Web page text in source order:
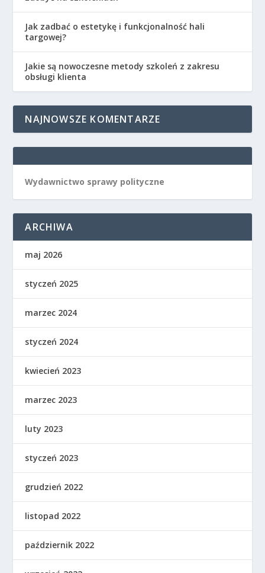
Jak zadbać o estetykę i funkcjonalność hali
targowej?
Jakie są nowoczesne metody szkoleń z zakresu
obsługi klienta
NAJNOWSZE KOMENTARZE
Wydawnictwo sprawy polityczne
ARCHIWA
maj 2026
styczeń 2025
marzec 2024
styczeń 2024
kwiecień 2023
marzec 2023
luty 2023
styczeń 2023
grudzień 2022
listopad 2022
październik 2022